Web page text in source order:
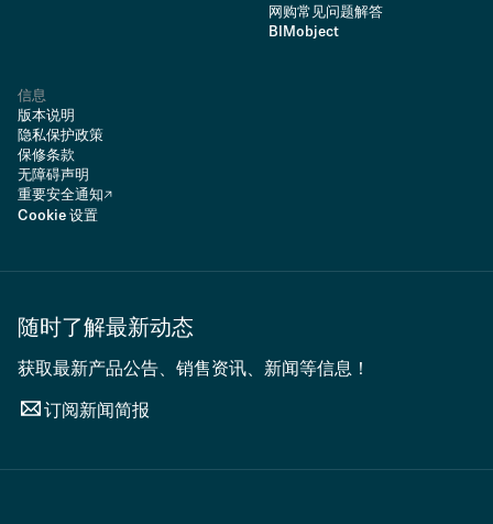
网购常见问题解答
BIMobject
信息
版本说明
隐私保护政策
保修条款
无障碍声明
重要安全通知
Cookie 设置
随时了解最新动态
获取最新产品公告、销售资讯、新闻等信息！
订阅新闻简报